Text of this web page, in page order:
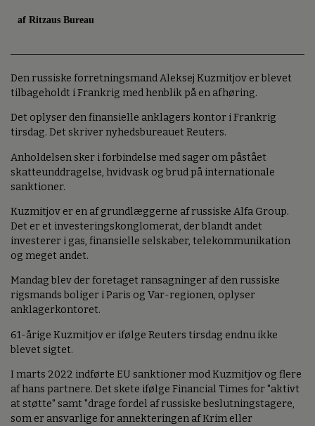
af Ritzaus Bureau
Den russiske forretningsmand Aleksej Kuzmitjov er blevet
tilbageholdt i Frankrig med henblik på en afhøring.
Det oplyser den finansielle anklagers kontor i Frankrig
tirsdag. Det skriver nyhedsbureauet Reuters.
Anholdelsen sker i forbindelse med sager om påstået
skatteunddragelse, hvidvask og brud på internationale
sanktioner.
Kuzmitjov er en af grundlæggerne af russiske Alfa Group.
Det er et investeringskonglomerat, der blandt andet
investerer i gas, finansielle selskaber, telekommunikation
og meget andet.
Mandag blev der foretaget ransagninger af den russiske
rigsmands boliger i Paris og Var-regionen, oplyser
anklagerkontoret.
61-årige Kuzmitjov er ifølge Reuters tirsdag endnu ikke
blevet sigtet.
I marts 2022 indførte EU sanktioner mod Kuzmitjov og flere
af hans partnere. Det skete ifølge Financial Times for "aktivt
at støtte" samt "drage fordel af russiske beslutningstagere,
som er ansvarlige for annekteringen af Krim eller